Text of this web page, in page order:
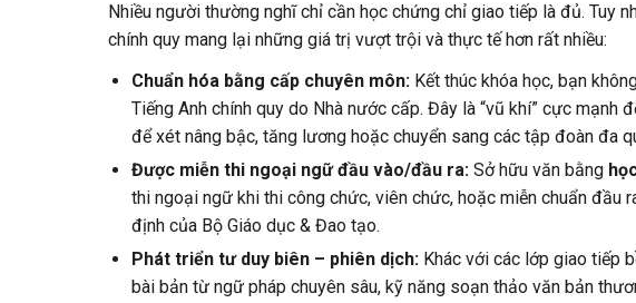
Nhiều người thường nghĩ chỉ cần học chứng chỉ giao tiếp là đủ. Tuy
chính quy mang lại những giá trị vượt trội và thực tế hơn rất nhiều:
Chuẩn hóa bằng cấp chuyên môn:Kết thúc khóa học, bạn
Tiếng Anh chính quy do Nhà nước cấp. Đây là “vũ khí” cực
để xét nâng bậc, tăng lương hoặc chuyển sang các tập đoàn đa
Được miễn thi ngoại ngữ đầu vào/đầu ra:Sở hữu văn bằng
thi ngoại ngữ khi thi công chức, viên chức, hoặc miễn chuẩn đầu
định của Bộ Giáo dục & Đao tạo.
Phát triển tư duy biên – phiên dịch:Khác với các lớp giao tiếp
bài bản từ ngữ pháp chuyên sâu, kỹ năng soạn thảo văn bản